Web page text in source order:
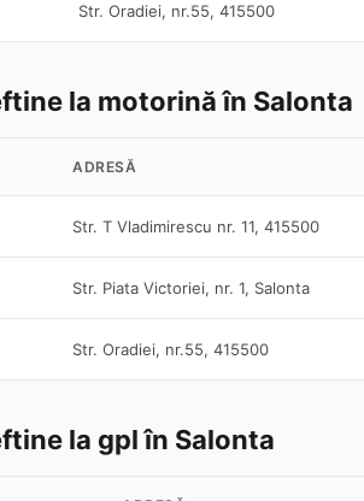
Str. Oradiei, nr.55, 415500
la motorină în Salonta
ADRESĂ
Str. T Vladimirescu nr. 11, 415500
Str. Piata Victoriei, nr. 1, Salonta
Str. Oradiei, nr.55, 415500
la gpl în Salonta